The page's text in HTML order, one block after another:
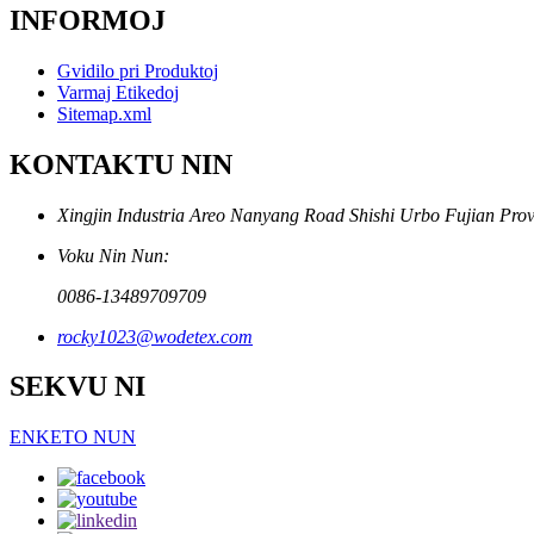
INFORMOJ
Gvidilo pri Produktoj
Varmaj Etikedoj
Sitemap.xml
KONTAKTU NIN
Xingjin Industria Areo Nanyang Road Shishi Urbo Fujian
Voku Nin Nun:
0086-13489709709
rocky1023@wodetex.com
SEKVU NI
ENKETO NUN